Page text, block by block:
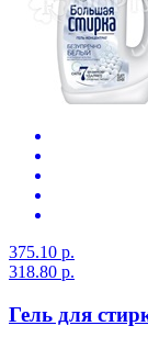
375.10 р.
318.80 р.
Гель для